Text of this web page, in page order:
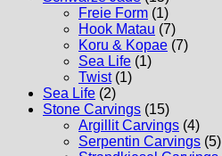
Freie Form (1)
Hook Matau (7)
Koru & Kopae (7)
Sea Life (1)
Twist (1)
Sea Life (2)
Stone Carvings (15)
Argillit Carvings (4)
Serpentin Carvings (5)